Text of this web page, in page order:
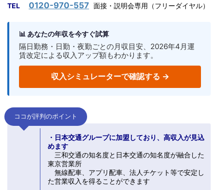
TEL 0120-970-557 面接・説明会専用（フリーダイヤル）
📊 あなたの年収を今すぐ試算
隔日勤務・日勤・夜勤ごとの月収目安、2026年4月運
賃改定による収入アップ額もわかります。
収入シミュレーターで確認する →
ココが評判のポイント
・日本交通グループに加盟しており、高収入が見込
めます
三和交通の知名度と日本交通の知名度が融合した
東京営業所
無線配車、アプリ配車、法人チケット等で安定し
た営業収入を得ることができます